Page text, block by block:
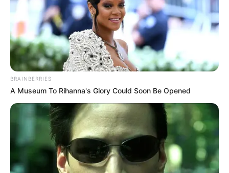
Υγειονομικοί: Επιστολή-κόλαφος στην
επέτειο των αναστολών..
Παρασκευή, 2 Σεπτεμβρίου 2022, 15:39
Υγειονομικοί: Επιστολή-κόλαφος στην επέτειο των...
BRAINBERRIES
A Museum To Rihanna's Glory Could Soon Be Opened